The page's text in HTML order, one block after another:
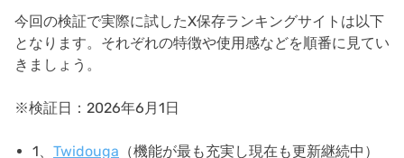
今回の検証で実際に試したX保存ランキングサイトは以下
となります。それぞれの特徴や使用感などを順番に見てい
きましょう。
※検証日：2026年6月1日
1、 Twidouga （機能が最も充実し現在も更新継続中）